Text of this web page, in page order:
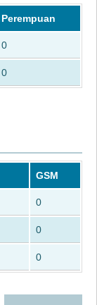
Perempuan
0
0
GSM
0
0
0